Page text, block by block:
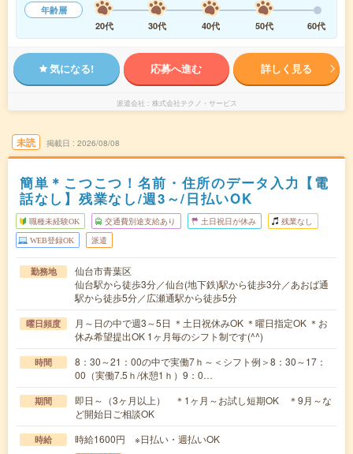
年齢層
20代
30代 40代 50代 60代
気になる! 応募へ進む 詳しく見る
派遣会社 株式会社テクノ・サービス
未読 掲載日 2026/08/08
簡単＊こつこつ！名前・住所のデータ入力【電
話なし】残業なし/週3～/日払いOK
職種未経験OK 交通費別途支給あり 土日祝日が休み 残業なし
WEB登録OK 派遣
勤務地
仙台市青葉区
仙台駅から徒歩3分／仙台(地下鉄)駅から徒歩3分／あおば通
駅から徒歩5分／広瀬通駅から徒歩5分
曜日頻度
月～日の中で週3～5日 ＊土日祝休みOK ＊曜日指定OK ＊お
休み希望提出OK 1ヶ月毎のシフト制です(^^)
時間
8：30～21：00の中で実働7ｈ～＜シフト例＞8：30～17：
00（実働7.5ｈ/休憩1ｈ）9：0…
期間
即日～（3ヶ月以上） ＊1ヶ月～お試し短期OK ＊9月～な
ど開始日ご相談OK
時給 時給1600円 ※日払い・週払いOK